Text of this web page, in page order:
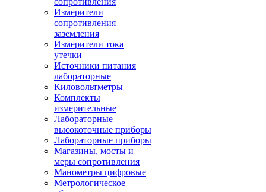
Измерители
сопротивления
заземления
Измерители тока
утечки
Источники питания
лабораторные
Киловольтметры
Комплекты
измерительные
Лабораторные
высокоточные приборы
Лабораторные приборы
Магазины, мосты и
меры сопротивления
Манометры цифровые
Метрологическое